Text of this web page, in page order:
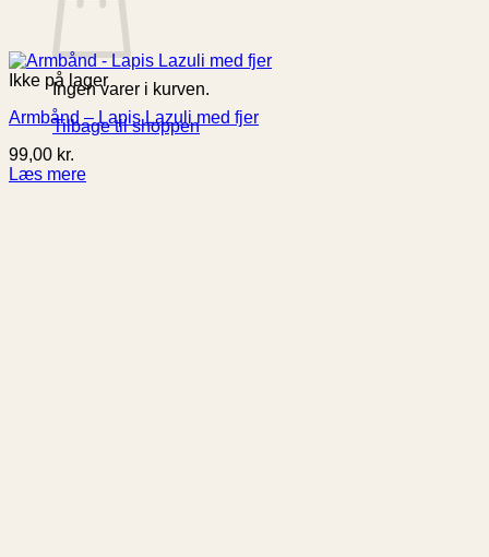
Ingen varer i kurven.
Tilbage til shoppen
Ikke på lager
Armbånd – Lapis Lazuli med fjer
99,00 kr.
Læs mere